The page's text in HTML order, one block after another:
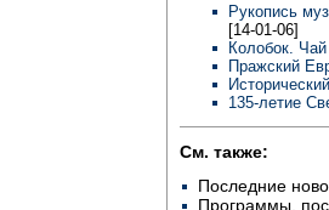
Рукопись
[14-01-06]
Колобок.
Пражский
135-летие
См. также:
Последние
Программы,